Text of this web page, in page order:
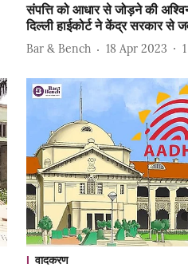
संपत्ति को आधार से जोड़ने की
दिल्ली हाईकोर्ट ने केंद्र सरकार से
Bar & Bench 18 Apr 2023 1
वादकरण